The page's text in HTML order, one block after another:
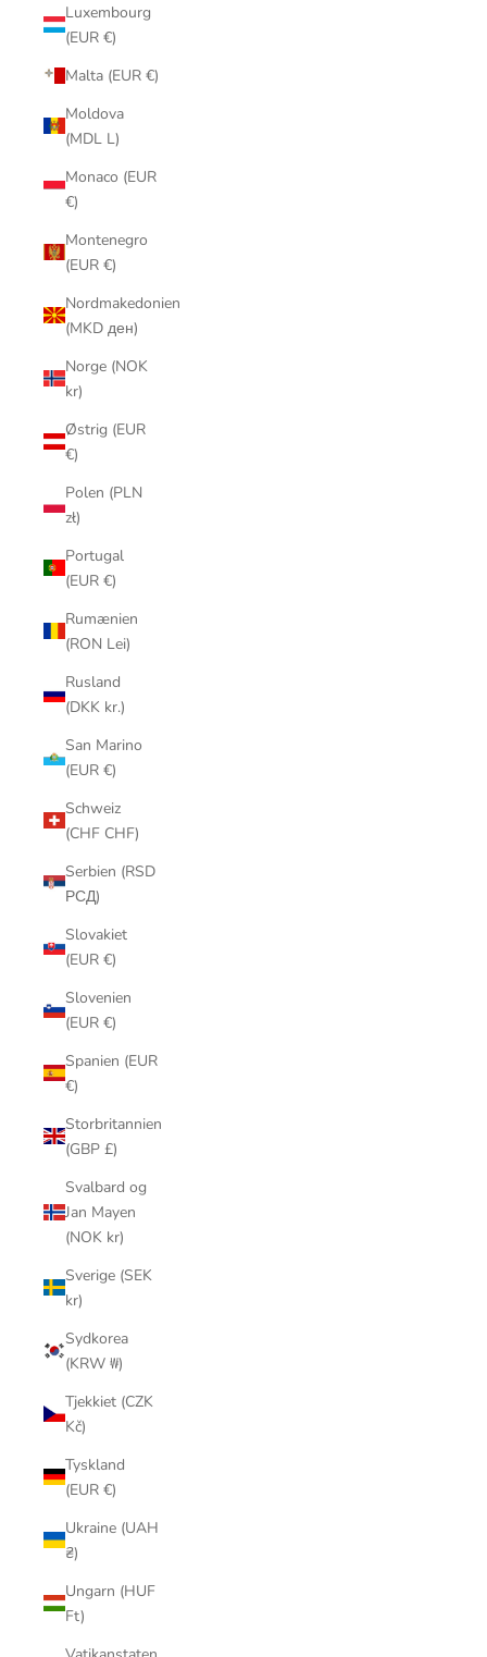
Luxembourg
(EUR €)
Malta (EUR €)
Moldova
(MDL L)
Monaco (EUR
€)
Montenegro
(EUR €)
Nordmakedonien
(MKD ден)
Norge (NOK
kr)
Østrig (EUR
€)
Polen (PLN
zł)
Portugal
(EUR €)
Rumænien
(RON Lei)
Rusland
(DKK kr.)
San Marino
(EUR €)
Schweiz
(CHF CHF)
Serbien (RSD
РСД)
Slovakiet
(EUR €)
Slovenien
(EUR €)
Spanien (EUR
€)
Storbritannien
(GBP £)
Svalbard og
Jan Mayen
(NOK kr)
Sverige (SEK
kr)
Sydkorea
(KRW ₩)
Tjekkiet (CZK
Kč)
Tyskland
(EUR €)
Ukraine (UAH
₴)
Ungarn (HUF
Ft)